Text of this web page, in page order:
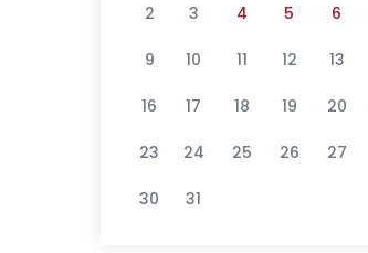
2 3 4 5 6
9 10 11 12 13
16 17 18 19 20
23 24 25 26 27
30 31